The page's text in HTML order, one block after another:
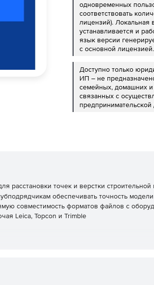
одновременных
соответствовать
лицензий). Локальная
устанавливается и
язык версии
с основной лицензией.
Доступно только
ИП – не
семейных, домашних
связанных с
предпринимательской
расстановки точек и верстки
обеспечивать точность
совместимость форматов файлов с
Leica, Topcon и Trimble